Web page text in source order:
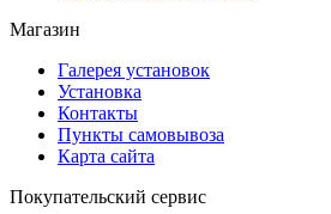
Магазин
Галерея установок
Установка
Контакты
Пункты самовывоза
Карта сайта
Покупательский сервис